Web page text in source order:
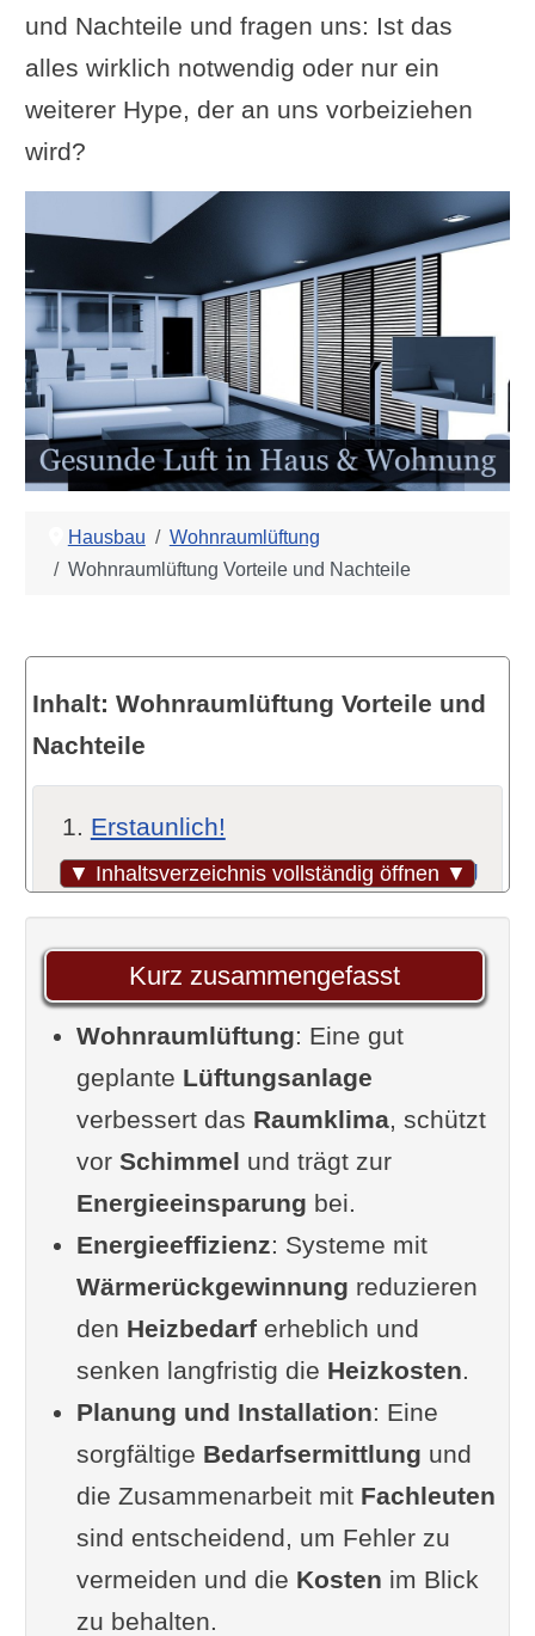
und Nachteile und fragen uns: Ist das
alles wirklich notwendig oder nur ein
weiterer Hype, der an uns vorbeiziehen
wird?
Hausbau
Wohnraumlüftung
Wohnraumlüftung Vorteile und Nachteile
▼ Inhaltsverzeichnis vollständig öffnen ▼
Inhalt: Wohnraumlüftung Vorteile und
Nachteile
Erstaunlich!
Grundlagen der Wohnraumlüftung
Was ist Wohnraumlüftung?
Unterschiedliche Arten der
Lüftung: manuell vs.
mechanisch
Grundlegende physikalische
Prinzipien: Luftaustausch,
Luftdruck, Feuchtigkeit
Kontroverse: Natürliche
Lüftung vs. mechanische
Lüftung - Was ist besser für
das Raumklima?
Die Bedeutung der
Wohnraumlüftung
Warum ist Wohnraumlüftung
wichtig?
Vorteile einer guten Lüftung
Gesetzliche Vorschriften und
Richtlinien in Deutschland
Kurz zusammengefasst
Wohnraumlüftung: Eine gut
geplante Lüftungsanlage
verbessert das Raumklima, schützt
vor Schimmel und trägt zur
Energieeinsparung bei.
Energieeffizienz: Systeme mit
Wärmerückgewinnung reduzieren
den Heizbedarferheblich und
senken langfristig die Heizkosten.
Planung und Installation: Eine
sorgfältige Bedarfsermittlung und
die Zusammenarbeit mit Fachleuten
sind entscheidend, um Fehler zu
vermeiden und die Kosten im Blick
zu behalten.